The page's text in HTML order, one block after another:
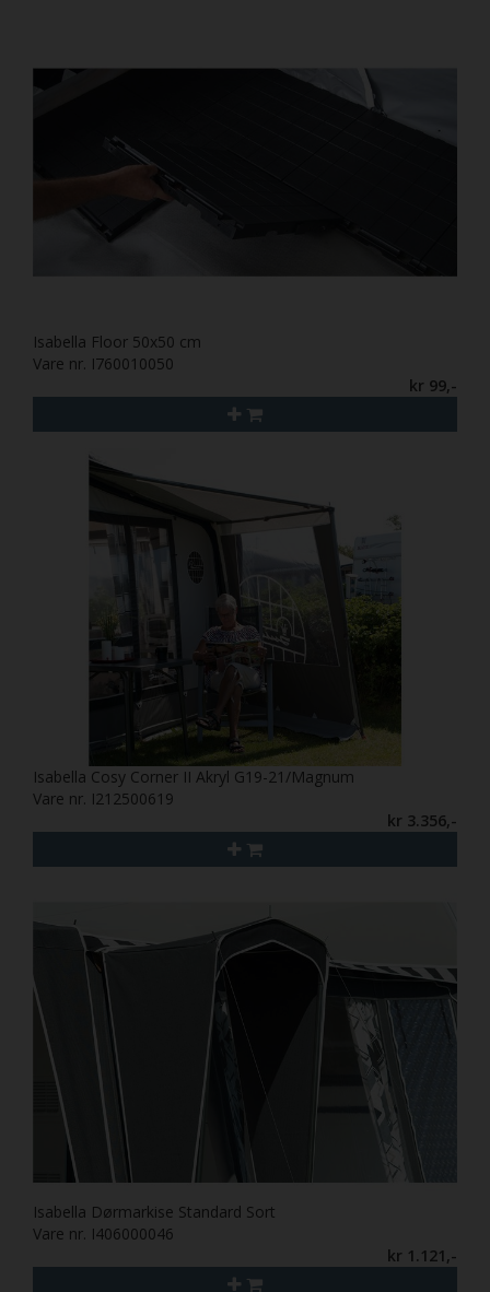
Isabella Floor 50x50 cm
Vare nr. I760010050
kr 99,-
Isabella Cosy Corner II Akryl G19-21/Magnum
Vare nr. I212500619
kr 3.356,-
Isabella Dørmarkise Standard Sort
Vare nr. I406000046
kr 1.121,-